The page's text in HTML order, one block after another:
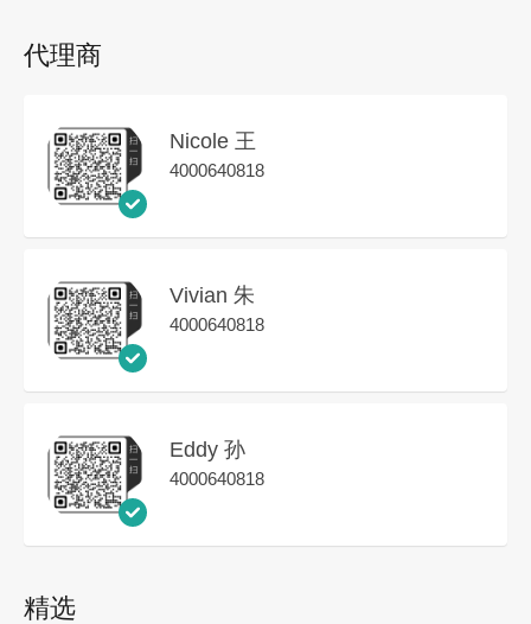
代理商
Nicole 王
4000640818
Vivian 朱
4000640818
Eddy 孙
4000640818
精选